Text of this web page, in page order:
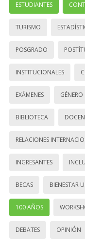
ESTUDIANTES
TURISMO
POSGRADO
INSTITUCIONALES
EXÁMENES GÉNERO
BIBLIOTECA
RELACIONES
INGRESANTES
BECAS BIENESTAR
100 AÑOS
DEBATES OPINIÓN